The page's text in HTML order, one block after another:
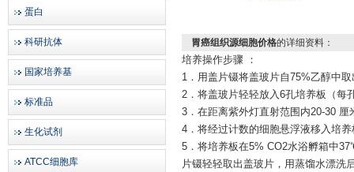
蛋白
科研抗体
国家培养基
标准品
生化试剂
ATCC细胞库
胃癌组织源细胞价格的详细资料：
培养操作步骤
：
1．用盖片镊将盖玻片自75%乙醇中
2．将盖玻片轻轻放入6孔培养板（每
3．在距离紫外灯直射范围内20-30
4．将经过计数的细胞悬浮液移入培
5．将培养板在5% CO2水浴孵箱中
片镊轻轻取出盖玻片，用蒸馏水漂洗